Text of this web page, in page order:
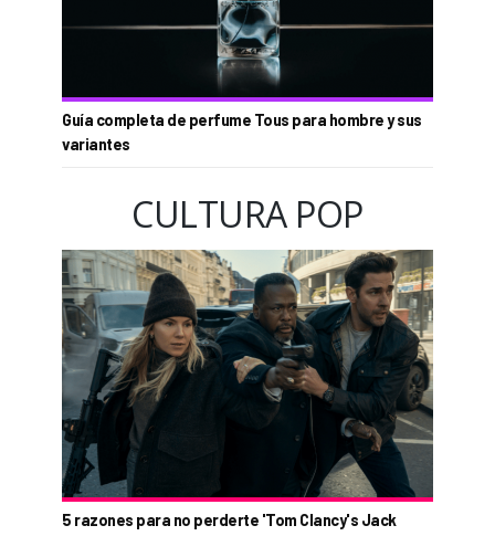
Guía completa de perfume Tous para hombre y sus
variantes
CULTURA POP
5 razones para no perderte 'Tom Clancy's Jack